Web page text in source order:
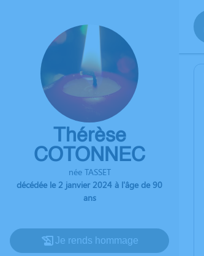
Thérèse
COTONNEC
née TASSET
décédée le 2 janvier 2024 à l'âge de 90
ans
Je rends hommage